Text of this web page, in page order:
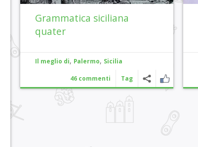
Grammatica siciliana
quater
Il meglio di, Palermo, Sicilia
46 commenti Tag